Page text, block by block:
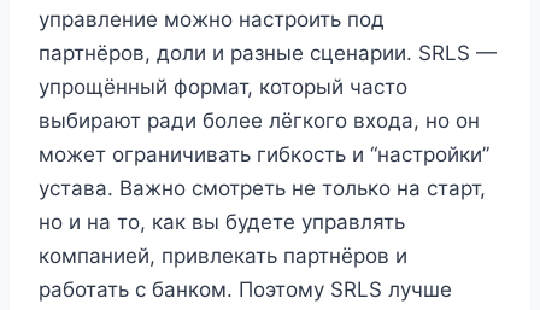
управление можно настроить под
партнёров, доли и разные сценарии. SRLS —
упрощённый формат, который часто
выбирают ради более лёгкого входа, но он
может ограничивать гибкость и “настройки”
устава. Важно смотреть не только на старт,
но и на то, как вы будете управлять
компанией, привлекать партнёров и
работать с банком. Поэтому SRLS лучше